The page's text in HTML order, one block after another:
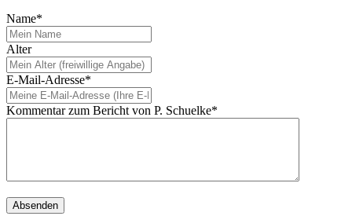
Name*
Alter
E-Mail-Adresse*
Kommentar zum Bericht von P. Schuelke*